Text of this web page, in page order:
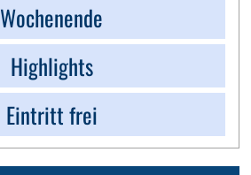
Wochenende
Highlights
Eintritt frei